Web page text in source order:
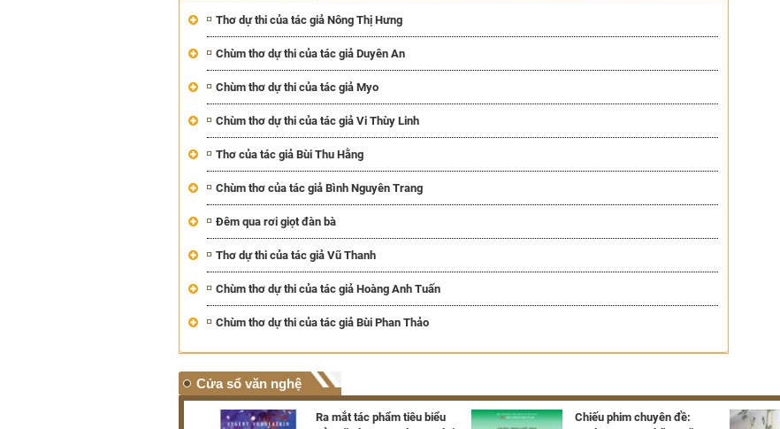
Thơ dự thi của tác giả Nông Thị Hưng
Chùm thơ dự thi của tác giả Duyên An
Chùm thơ dự thi của tác giả Myo
Chùm thơ dự thi của tác giả Vi Thùy Linh
Thơ của tác giả Bùi Thu Hằng
Chùm thơ của tác giả Bình Nguyên Trang
Đêm qua rơi giọt đàn bà
Thơ dự thi của tác giả Vũ Thanh
Chùm thơ dự thi của tác giả Hoàng Anh Tuấn
Chùm thơ dự thi của tác giả Bùi Phan Thảo
Cửa sổ văn nghệ
Ra mắt tác phẩm tiêu biểu
Chiếu phim chuyên đề: